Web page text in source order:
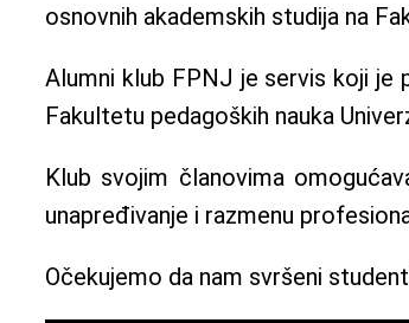
osnovnih akademskih studija na
Alumni klub FPNJ je servis koji je
Fakultetu pedagoških nauka
Klub svojim članovima
unapređivanje i razmenu
Očekujemo da nam svršeni